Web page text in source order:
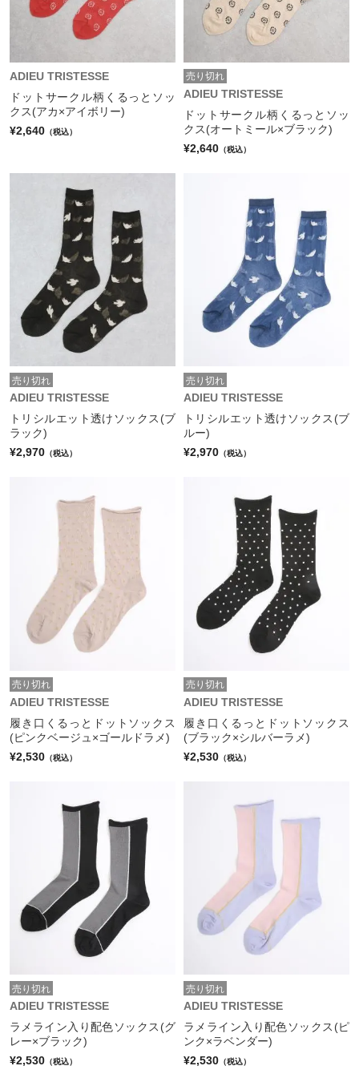
ADIEU TRISTESSE
ドットサークル柄くるっとソッ
クス(アカ×アイボリー)
¥2,640 （税込）
売り切れ
ADIEU TRISTESSE
ドットサークル柄くるっとソッ
クス(オートミール×ブラック)
¥2,640 （税込）
売り切れ
ADIEU TRISTESSE
トリシルエット透けソックス(ブ
ラック)
¥2,970 （税込）
売り切れ
ADIEU TRISTESSE
トリシルエット透けソックス(ブ
ルー)
¥2,970 （税込）
売り切れ
ADIEU TRISTESSE
履き口くるっとドットソックス
(ピンクベージュ×ゴールドラメ)
¥2,530 （税込）
売り切れ
ADIEU TRISTESSE
履き口くるっとドットソックス
(ブラック×シルバーラメ)
¥2,530 （税込）
売り切れ
ADIEU TRISTESSE
ラメライン入り配色ソックス(グ
レー×ブラック)
¥2,530 （税込）
売り切れ
ADIEU TRISTESSE
ラメライン入り配色ソックス(ピ
ンク×ラベンダー)
¥2,530 （税込）